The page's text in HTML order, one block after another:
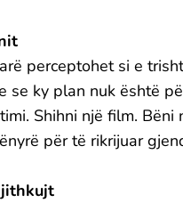
perceptohet si e
se ky plan nuk është
Shihni një film. Bëni
për të rikrijuar